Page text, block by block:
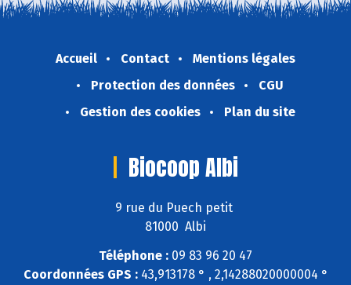
Accueil Contact
Mentions légales
Protection des données
CGU
Gestion des cookies
Plan du site
Biocoop Albi
9 rue du Puech petit
81000 Albi
Téléphone : 09 83 96 20 47
Coordonnées GPS :43,913178 ° , 2,14288020000004 °